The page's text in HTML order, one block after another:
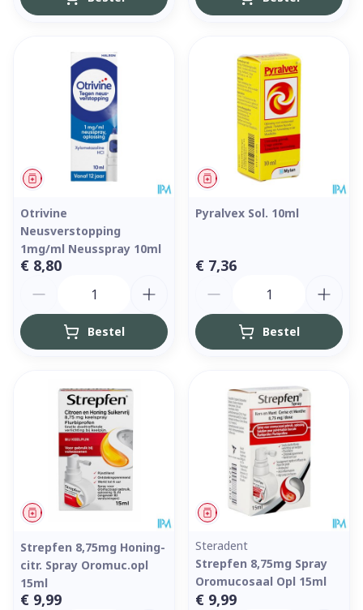
Geneesmiddel
Otrivine
Neusverstopping
1mg/ml Neusspray 10ml
€ 8,80
Bestel
Geneesmiddel
Pyralvex Sol. 10ml
€ 7,36
Bestel
Geneesmiddel
Strepfen 8,75mg Honing-
citr. Spray Oromuc.opl
15ml
€ 9,99
Geneesmiddel
Steradent
Strepfen 8,75mg Spray
Oromucosaal Opl 15ml
€ 9,99